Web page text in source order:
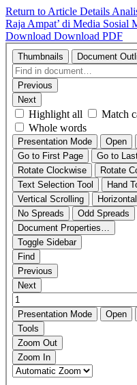
Return to Article Details
Raja Ampat’ di Media Sosial
Download Download PDF